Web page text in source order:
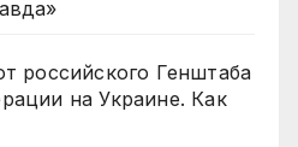
российского Генштаба
на Украине. Как